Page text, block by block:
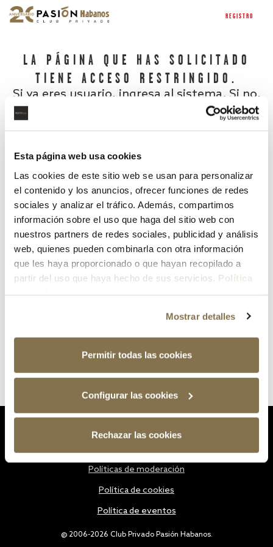
Esta página web usa cookies
Las cookies de este sitio web se usan para personalizar
el contenido y los anuncios, ofrecer funciones de redes
sociales y analizar el tráfico. Además, compartimos
información sobre el uso que haga del sitio web con
nuestros partners de redes sociales, publicidad y análisis
web, quienes pueden combinarla con otra información
que les haya proporcionado o que hayan recopilado a
partir del uso que haya hecho de sus servicios. Política
Mostrar detalles
Permitir todas las cookies
Configurar las cookies
Rechazar las cookies
REGISTRO
LA PÁGINA QUE HAS SOLICITADO
TIENE ACCESO RESTRINGIDO.
Si ya eres usuario, ingresa al sistema. Si no,
¿Has olvidado tu contraseña?
@ 2006-2026 Club Privado Pasión Habanos.
Políticas de moderación
Política de cookies
Política de eventos